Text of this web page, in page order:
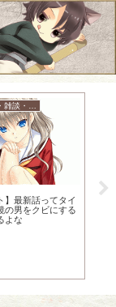
アニメ：ネタ・雑談・ニュース
】最新話ってタイ
の男をクビにする
よな